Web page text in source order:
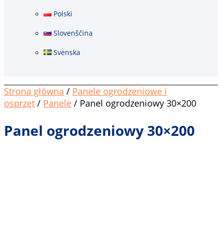
Polski
Slovenščina
Svenska
Strona główna / Panele ogrodzeniowe i
osprzęt / Panele / Panel ogrodzeniowy 30×200
Panel ogrodzeniowy 30×200